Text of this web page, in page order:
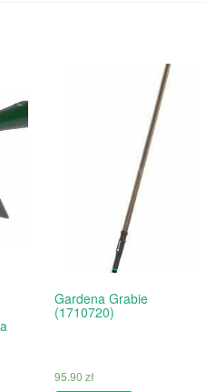
Gardena Grabie
(1710720)
95.90 zł